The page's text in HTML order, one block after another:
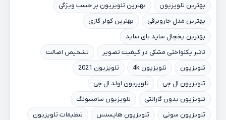
بهترین تلویزیون
بهترین تلویزیون بر حسب ویژگی
بهترین مدل جاروبرقی
بهترین کولر گازی
بهترین یخچال ساید بای ساید
تاثیر یکنواختی مشکی در کیفیت تصویر
تشخیص اصالت
تلویزیون
تلویزیون 4k
تلویزیون 2021
تلویزیون ال جی
تلویزیون اولد ال جی
تلویزیون بدون گارانتی
تلویزیون سامسونگ
تلویزیون سونی
تلویزیون هایسنس
تنظیمات تلویزیون